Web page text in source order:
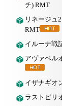
チ) RMT
リネージュ
RMT
イルーナ戦
アヴァベル
イザナギオ
ラストピリ